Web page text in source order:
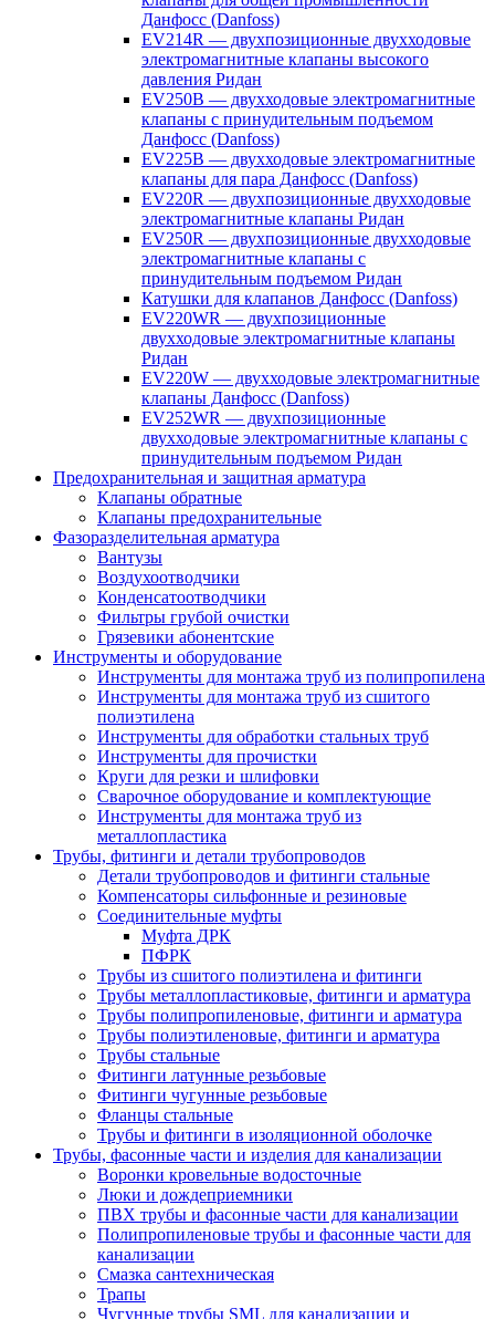
Данфосс (Danfoss)
EV214R — двухпозиционные двухходовые
электромагнитные клапаны высокого
давления Ридан
EV250B — двухходовые электромагнитные
клапаны с принудительным подъемом
Данфосс (Danfoss)
EV225B — двухходовые электромагнитные
клапаны для пара Данфосс (Danfoss)
EV220R — двухпозиционные двухходовые
электромагнитные клапаны Ридан
EV250R — двухпозиционные двухходовые
электромагнитные клапаны с
принудительным подъемом Ридан
Катушки для клапанов Данфосс (Danfoss)
EV220WR — двухпозиционные
двухходовые электромагнитные клапаны
Ридан
EV220W — двухходовые электромагнитные
клапаны Данфосс (Danfoss)
EV252WR — двухпозиционные
двухходовые электромагнитные клапаны с
принудительным подъемом Ридан
Предохранительная и защитная арматура
Клапаны обратные
Клапаны предохранительные
Фазоразделительная арматура
Вантузы
Воздухоотводчики
Конденсатоотводчики
Фильтры грубой очистки
Грязевики абонентские
Инструменты и оборудование
Инструменты для монтажа труб из полипропилена
Инструменты для монтажа труб из сшитого
полиэтилена
Инструменты для обработки стальных труб
Инструменты для прочистки
Круги для резки и шлифовки
Сварочное оборудование и комплектующие
Инструменты для монтажа труб из
металлопластика
Трубы, фитинги и детали трубопроводов
Детали трубопроводов и фитинги стальные
Компенсаторы сильфонные и резиновые
Соединительные муфты
Муфта ДРК
ПФРК
Трубы из сшитого полиэтилена и фитинги
Трубы металлопластиковые, фитинги и арматура
Трубы полипропиленовые, фитинги и арматура
Трубы полиэтиленовые, фитинги и арматура
Трубы стальные
Фитинги латунные резьбовые
Фитинги чугунные резьбовые
Фланцы стальные
Трубы и фитинги в изоляционной оболочке
Трубы, фасонные части и изделия для канализации
Воронки кровельные водосточные
Люки и дождеприемники
ПВХ трубы и фасонные части для канализации
Полипропиленовые трубы и фасонные части для
канализации
Смазка сантехническая
Трапы
Чугунные трубы SML для канализации и